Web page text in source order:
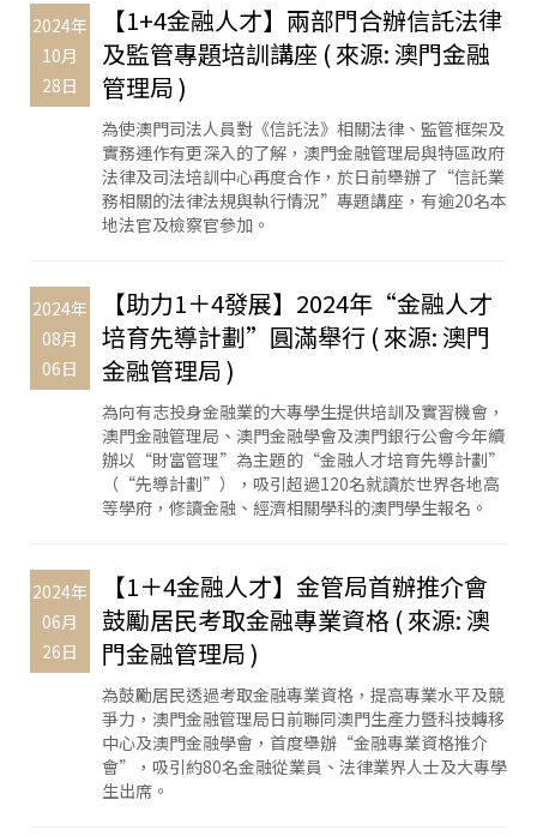
2024年
10月
28日
【1+4金融人才】兩部門合辦信託法律
及監管專題培訓講座 ( 來源: 澳門金融
管理局 )
為使澳門司法人員對《信託法》相關法律、監管框架及
實務運作有更深入的了解，澳門金融管理局與特區政府
法律及司法培訓中心再度合作，於日前舉辦了“信託業
務相關的法律法規與執行情況”專題講座，有逾20名本
地法官及檢察官參加。
2024年
08月
06日
【助力1＋4發展】2024年“金融人才
培育先導計劃”圓滿舉行 ( 來源: 澳門
金融管理局 )
為向有志投身金融業的大專學生提供培訓及實習機會，
澳門金融管理局、澳門金融學會及澳門銀行公會今年續
辦以“財富管理”為主題的“金融人才培育先導計劃”
（“先導計劃”），吸引超過120名就讀於世界各地高
等學府，修讀金融、經濟相關學科的澳門學生報名。
2024年
06月
26日
【1＋4金融人才】金管局首辦推介會
鼓勵居民考取金融專業資格 ( 來源: 澳
門金融管理局 )
為鼓勵居民透過考取金融專業資格，提高專業水平及競
爭力，澳門金融管理局日前聯同澳門生產力暨科技轉移
中心及澳門金融學會，首度舉辦“金融專業資格推介
會”，吸引約80名金融從業員、法律業界人士及大專學
生出席。